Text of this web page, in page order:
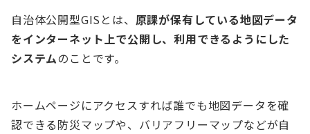
自治体公開型GISとは、 原課が保有している地図データ
をインターネット上で公開し、利用できるようにした
システムのことです。
ホームページにアクセスすれば誰でも地図データを確
認できる防災マップや、バリアフリーマップなどが自